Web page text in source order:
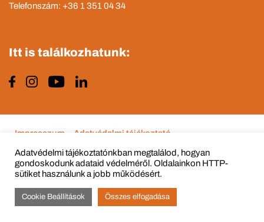
Telefonszám: +36 1 351 04 34
Itt is találkozhatunk:
© Copyright 2015 - 2022 All Rights Reserved
Impresszum Adatvédelmi tájékoztató
Adatvédelmi tájékoztatónkban megtalálod, hogyan
gondoskodunk adataid védelméről. Oldalainkon HTTP-
sütiket használunk a jobb működésért.
Cookie Beállítások Összes elfogadása